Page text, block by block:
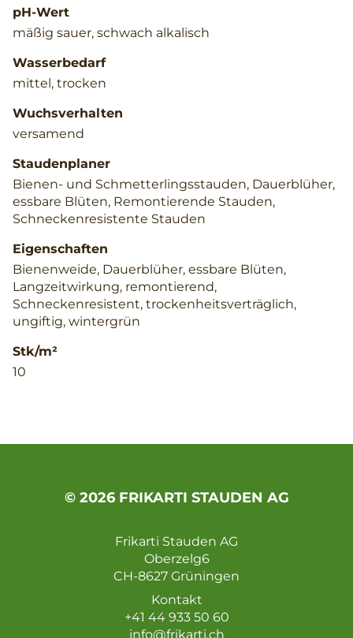
pH-Wert
mäßig sauer, schwach alkalisch
Wasserbedarf
mittel, trocken
Wuchsverhalten
versamend
Staudenplaner
Bienen- und Schmetterlingsstauden, Dauerblüher,
essbare Blüten, Remontierende Stauden,
Schneckenresistente Stauden
Eigenschaften
Bienenweide, Dauerblüher, essbare Blüten,
Langzeitwirkung, remontierend,
Schneckenresistent, trockenheitsverträglich,
ungiftig, wintergrün
Stk/m²
10
© 2026 FRIKARTI STAUDEN AG
Frikarti Stauden AG
Oberzelg6
CH-8627 Grüningen
Kontakt
+41 44 933 50 60
info@frikarti.ch